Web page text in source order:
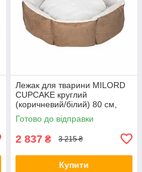
Лежак для тварини MILORD
CUPCAKE круглий
(коричневий/білий) 80 см,
25кг L (*)
Готово до відправки
2 837 ₴ 3 215 ₴
Купити